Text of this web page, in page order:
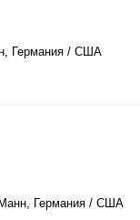
Германия / США
Германия / США